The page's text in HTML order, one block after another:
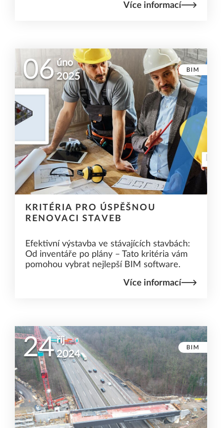
Více informací
06 úno
2025
BIM
KRITÉRIA PRO ÚSPĚŠNOU
RENOVACI STAVEB
Efektivní výstavba ve stávajících stavbách:
Od inventáře po plány – Tato kritéria vám
pomohou vybrat nejlepší BIM software.
Více informací
24 říj
2024
BIM